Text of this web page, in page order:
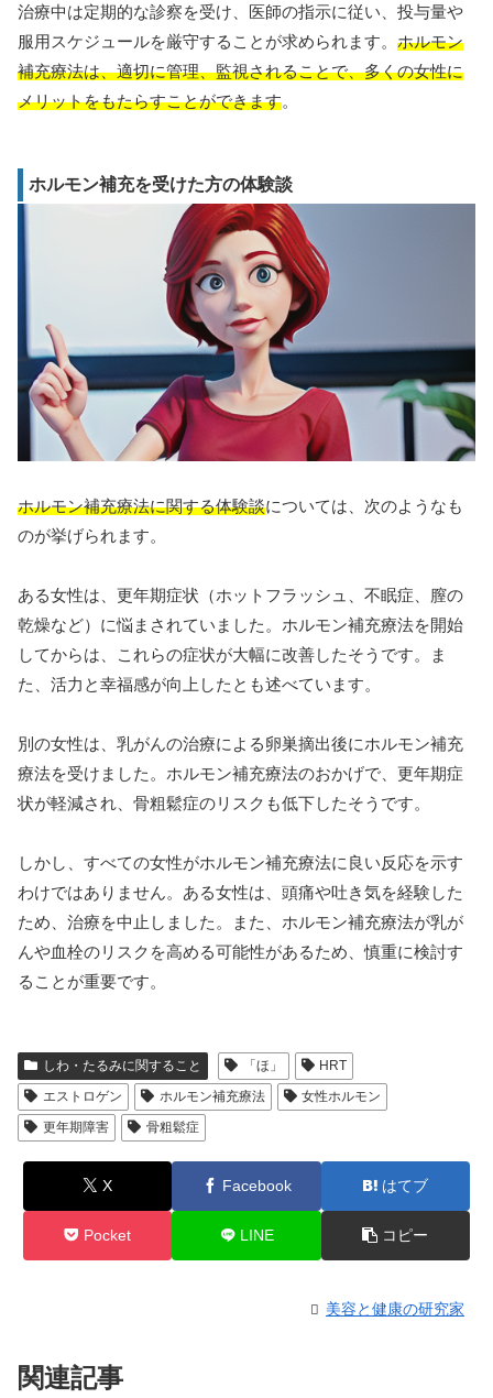
治療中は定期的な診察を受け、医師の指示に従い、投与量や
服用スケジュールを厳守することが求められます。 ホルモン
補充療法は、適切に管理、監視されることで、多くの女性に
メリットをもたらすことができます。
ホルモン補充を受けた方の体験談
ホルモン補充療法に関する体験談については、次のようなも
のが挙げられます。
ある女性は、更年期症状（ホットフラッシュ、不眠症、膣の
乾燥など）に悩まされていました。ホルモン補充療法を開始
してからは、これらの症状が大幅に改善したそうです。ま
た、活力と幸福感が向上したとも述べています。
別の女性は、乳がんの治療による卵巣摘出後にホルモン補充
療法を受けました。ホルモン補充療法のおかげで、更年期症
状が軽減され、骨粗鬆症のリスクも低下したそうです。
しかし、すべての女性がホルモン補充療法に良い反応を示す
わけではありません。ある女性は、頭痛や吐き気を経験した
ため、治療を中止しました。また、ホルモン補充療法が乳が
んや血栓のリスクを高める可能性があるため、慎重に検討す
ることが重要です。
しわ・たるみに関すること 「ほ」
HRT
エストロゲン
ホルモン補充療法
女性ホルモン
更年期障害
骨粗鬆症
X Facebook はてブ
Pocket LINE コピー
美容と健康の研究家
関連記事